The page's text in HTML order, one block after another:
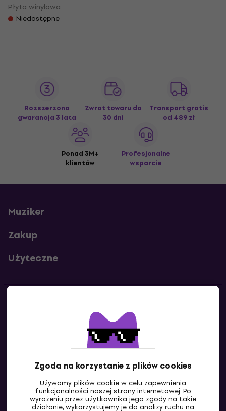
Zgoda na korzystanie z plików cookies
Używamy plików cookie w celu zapewnienia
funkcjonalności naszej strony internetowej. Po
wyrażeniu przez użytkownika jego zgody na takie
działanie, wykorzystujemy je do analizy ruchu na
Płyta winylowa
Niedostępne
Rozszerzona
gwarancja 3 lata
Zwrot towaru do
30 dni
Transport gratis
od 489 zł
Ponad 3M+
klientów
Profesjonalne
wsparcie
Muziker
Zakup
Użyteczne
Skontaktuj się z nami